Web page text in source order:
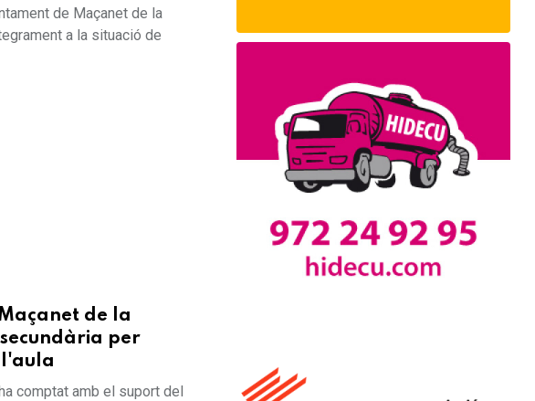
de Maçanet de la
a la situació de
de la
per
comptat amb el suport del